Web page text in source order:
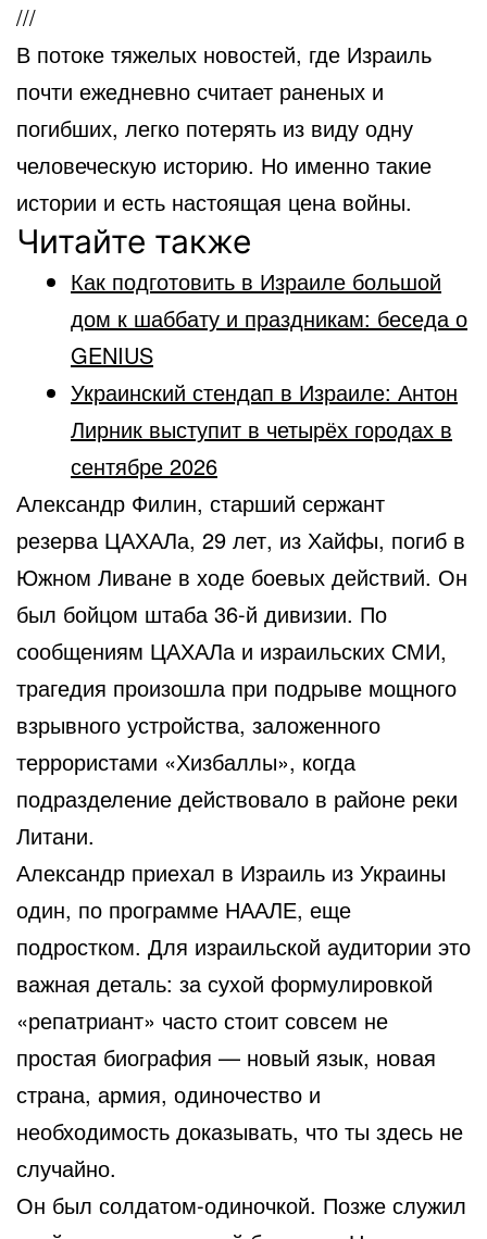
///
В потоке тяжелых новостей, где Израиль
почти ежедневно считает раненых и
погибших, легко потерять из виду одну
человеческую историю. Но именно такие
истории и есть настоящая цена войны.
Читайте также
Как подготовить в Израиле большой
дом к шаббату и праздникам: беседа о
GENIUS
Украинский стендап в Израиле: Антон
Лирник выступит в четырёх городах в
сентябре 2026
Александр Филин, старший сержант
резерва ЦАХАЛа, 29 лет, из Хайфы, погиб в
Южном Ливане в ходе боевых действий. Он
был бойцом штаба 36-й дивизии. По
сообщениям ЦАХАЛа и израильских СМИ,
трагедия произошла при подрыве мощного
взрывного устройства, заложенного
террористами «Хизбаллы», когда
подразделение действовало в районе реки
Литани.
Александр приехал в Израиль из Украины
один, по программе НААЛЕ, еще
подростком. Для израильской аудитории это
важная деталь: за сухой формулировкой
«репатриант» часто стоит совсем не
простая биография — новый язык, новая
страна, армия, одиночество и
необходимость доказывать, что ты здесь не
случайно.
Он был солдатом-одиночкой. Позже служил